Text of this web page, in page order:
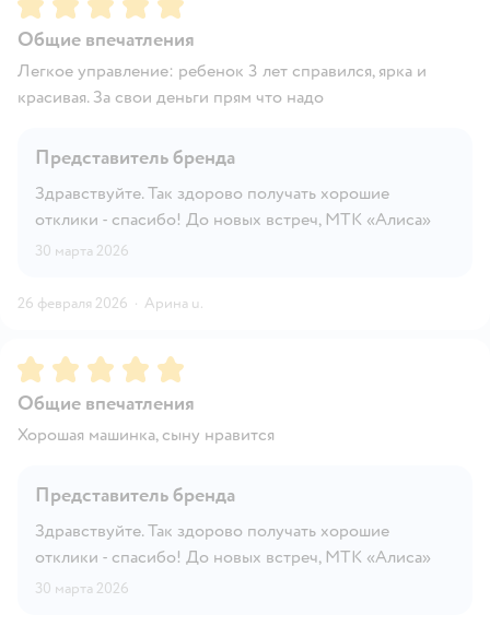
Общие впечатления
Легкое управление: ребенок 3 лет справился, ярка и
красивая. За свои деньги прям что надо
Представитель бренда
Здравствуйте. Так здорово получать хорошие
отклики - спасибо! До новых встреч, МТК «Алиса»
30 марта 2026
26 февраля 2026 · Арина u.
Рейтинг:5
Общие впечатления
Хорошая машинка, сыну нравится
Представитель бренда
Здравствуйте. Так здорово получать хорошие
отклики - спасибо! До новых встреч, МТК «Алиса»
30 марта 2026